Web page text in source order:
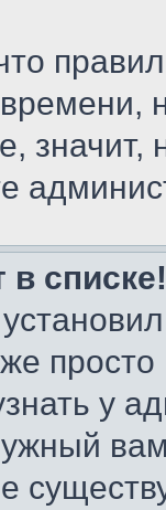
значит,
в списке!
у